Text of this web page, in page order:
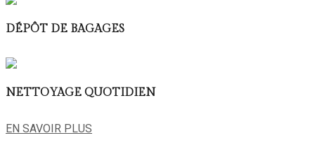
DÉPÔT DE BAGAGES
NETTOYAGE QUOTIDIEN
EN SAVOIR PLUS